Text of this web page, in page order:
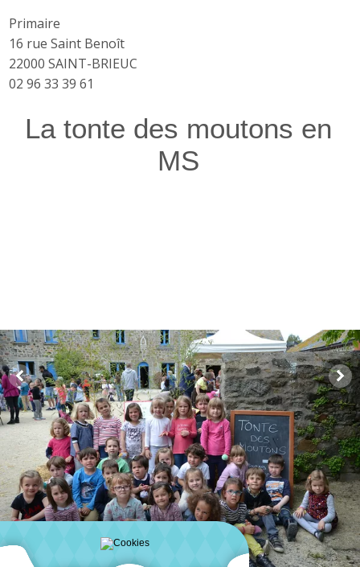
Primaire
16 rue Saint Benoît
22000 SAINT-BRIEUC
02 96 33 39 61
La tonte des moutons en
MS